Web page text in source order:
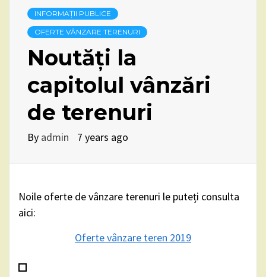
INFORMAȚII PUBLICE
OFERTE VÂNZARE TERENURI
Noutăți la
capitolul vânzări
de terenuri
By admin 7 years ago
Noile oferte de vânzare terenuri le puteți consulta
aici:
Oferte vânzare teren 2019